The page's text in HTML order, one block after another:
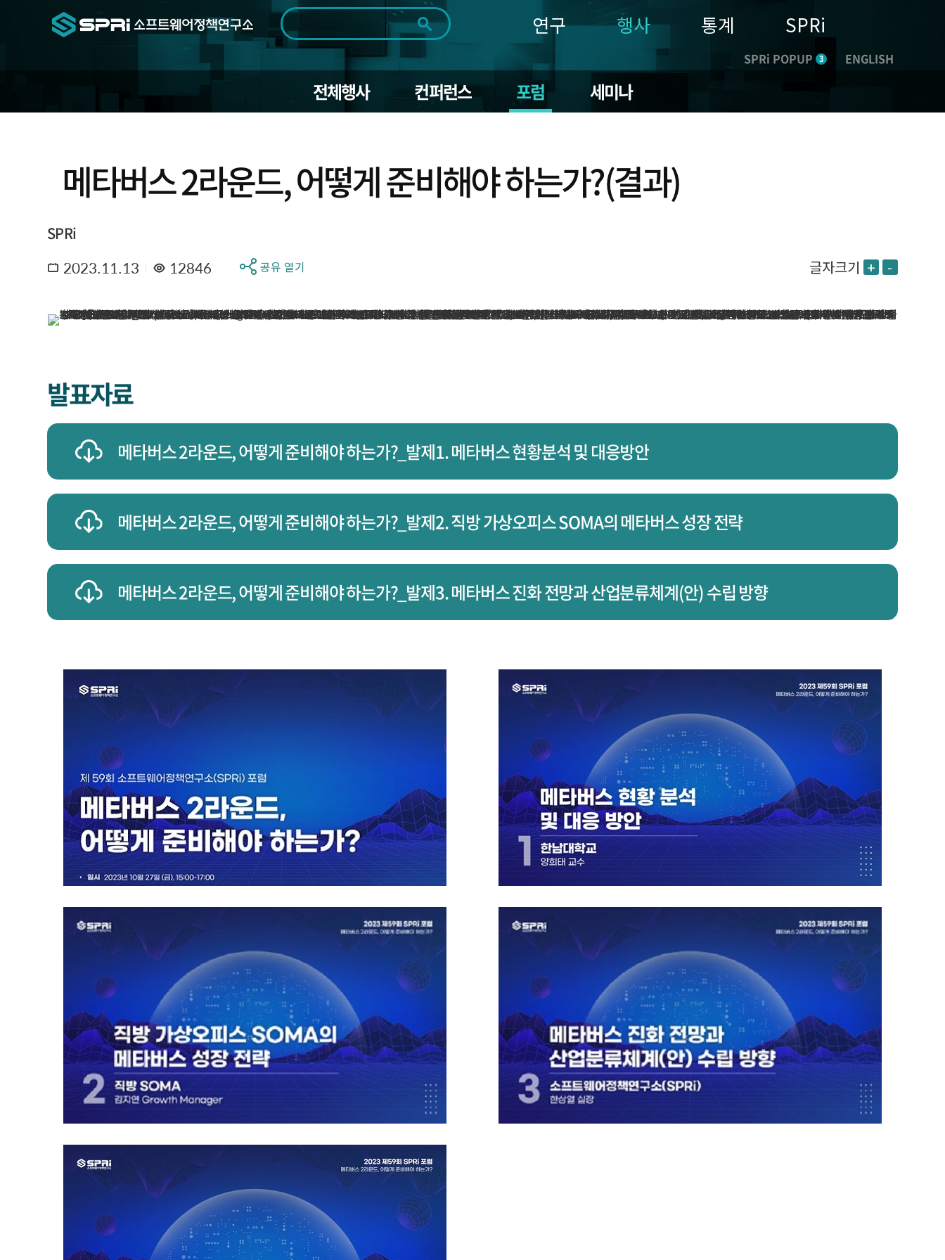
검색범위 전체
기간 전체 1일 1주 1개월 3개월 1년
~
연구 행사 통계 SPRi
SPRi POPUP 3 ENGLISH
전체행사 컨퍼런스 포럼 세미나
메타버스 2라운드, 어떻게 준비해야 하는가?(결과)
SPRi
2023.11.13 12846 공유 열기 글자크기 + -
발표자료
메타버스 2라운드, 어떻게 준비해야 하는가?_발제1. 메타버스 현황분석 및 대응방안
메타버스 2라운드, 어떻게 준비해야 하는가?_발제2. 직방 가상오피스 SOMA의 메타버스 성장 전략
메타버스 2라운드, 어떻게 준비해야 하는가?_발제3. 메타버스 진화 전망과 산업분류체계(안) 수립 방향